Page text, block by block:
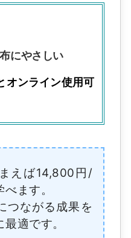
にやさしい
ンライン使用可
えば14,800円/
ます。
つながる成果を
適です。